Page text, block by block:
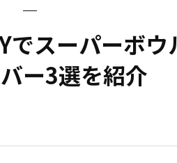
スーパーボウ
ー3選を紹介